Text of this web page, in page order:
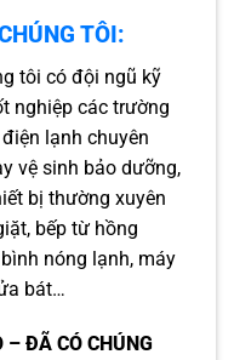
TÔI:
tôi có đội ngũ kỹ
nghiệp các trường
lạnh chuyên
vệ sinh bảo dưỡng,
bị thường xuyên
bếp từ hồng
nóng lạnh, máy
bát…
– ĐÃ CÓ CHÚNG